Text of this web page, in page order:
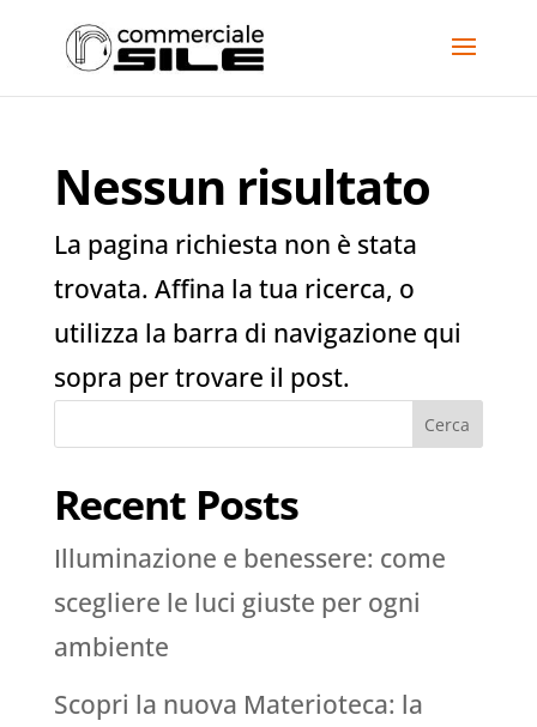
Nessun risultato
La pagina richiesta non è stata
trovata. Affina la tua ricerca, o
utilizza la barra di navigazione qui
sopra per trovare il post.
Cerca
Recent Posts
Illuminazione e benessere: come
scegliere le luci giuste per ogni
ambiente
Scopri la nuova Materioteca: la